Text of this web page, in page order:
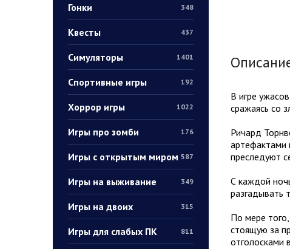
Гонки 348
Квесты 437
Симуляторы 1401
Спортивные игры 192
Хоррор игры 1022
Игры про зомби 176
Игры с открытым миром 587
Игры на выживание 349
Игры на двоих 315
Игры для слабых ПК 811
В игре
сражаясь со
Ричард
артефактами
преследуют
С каждой
разгадывать
По мере
стоящую за
отголосками